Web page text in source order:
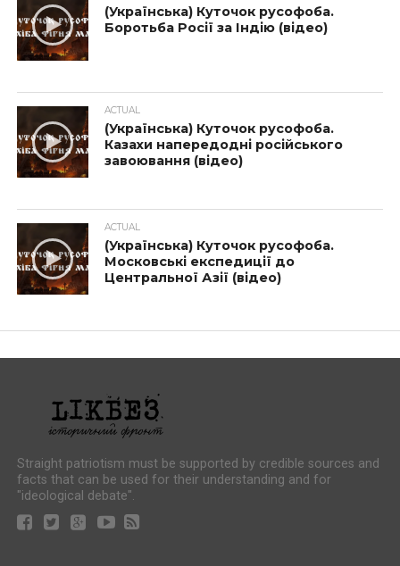
(Українська) Куточок русофоба.
Боротьба Росії за Індію (відео)
ACTUAL
(Українська) Куточок русофоба.
Казахи напередодні російського
завоювання (відео)
ACTUAL
(Українська) Куточок русофоба.
Московські експедиції до
Центральної Азії (відео)
Straight patriotism must be supported by credible sources and
facts that can be used for their understanding and for
"ideological debate".